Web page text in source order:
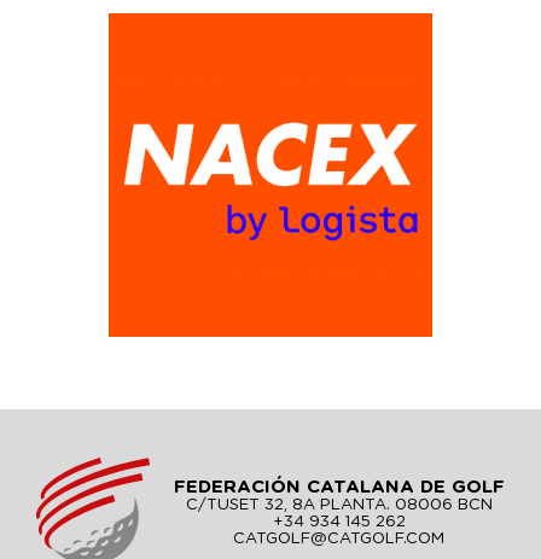
FEDERACIÓN CATALANA DE GOLF
C/TUSET 32, 8A PLANTA. 08006 BCN
+34 934 145 262
CATGOLF@CATGOLF.COM